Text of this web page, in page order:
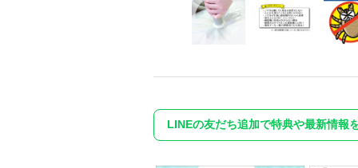
LINEの友だち追加で特典や最新情報